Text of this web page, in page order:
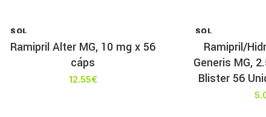
SOL
T
Ramipril Alter MG, 10 mg x 56
cáps
12.55€
SOL
T
Ramipril/
Generis MG,
Blister 56